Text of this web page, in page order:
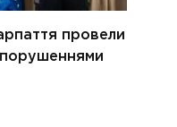
провели